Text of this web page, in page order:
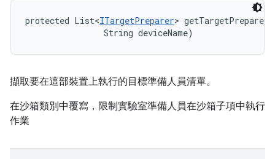
protected List<ITargetPreparer>
                String deviceName)
擷取要在這部裝置上執行的目標準備人員清單。
在沙箱類別中覆寫，限制實驗室準備人員在沙箱子項中執行
作業